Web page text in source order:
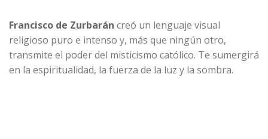
Francisco de Zurbarán creó un lenguaje visual
religioso puro e intenso y, más que ningún otro,
transmite el poder del misticismo católico. Te sumergirá
en la espiritualidad, la fuerza de la luz y la sombra.